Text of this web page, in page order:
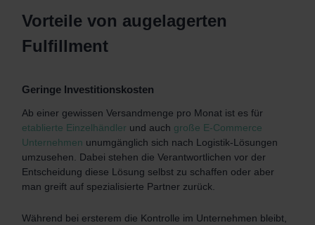
Vorteile von augelagerten
Fulfillment
Geringe Investitionskosten
Ab einer gewissen Versandmenge pro Monat ist es für
etablierte Einzelhändler und auch große E-Commerce
Unternehmen unumgänglich sich nach Logistik-Lösungen
umzusehen. Dabei stehen die Verantwortlichen vor der
Entscheidung diese Lösung selbst zu schaffen oder aber
man greift auf spezialisierte Partner zurück.
Während bei ersterem die Kontrolle im Unternehmen bleibt,